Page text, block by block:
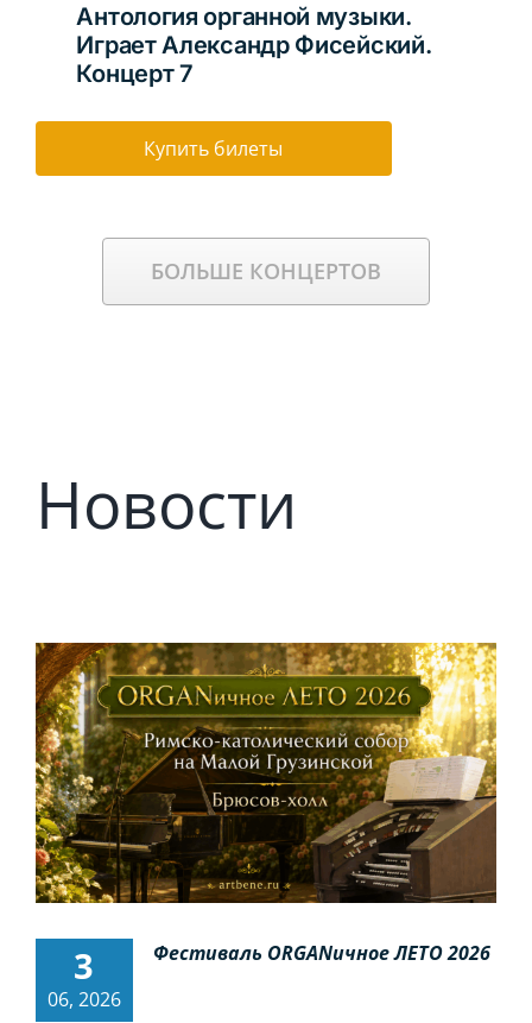
Антология органной музыки.
Играет Александр Фисейский.
Концерт 7
Купить билеты
БОЛЬШЕ КОНЦЕРТОВ
Новости
3
06, 2026
Фестиваль ORGANичное ЛЕТО 2026